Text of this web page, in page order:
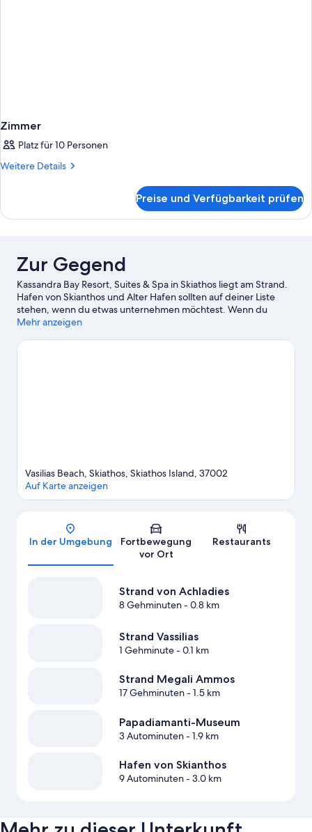
Zimmer
Platz für 10 Personen
Weitere Details
Weitere
Preise und Verfügbarkeit prüfen
Zur Gegend
Kassandra Bay Resort, Suites & Spa in Skiathos liegt am Strand.
Hafen von Skianthos und Alter Hafen sollten auf deiner Liste
stehen, wenn du etwas unternehmen möchtest. Wenn du
dagegen lieber die Natur der Region bewunderst, bieten sich
Erlebe Wasserspaß pur beim Jetskifahren und beim Tauchen
Mehr anzeigen
Karte
Vasilias Beach, Skiathos, Skiathos Island, 37002
Auf Karte anzeigen
In der Umgebung
Fortbewegung
vor Ort
Restaurants
Strand von Achladies
8 Gehminuten- 0.8 km
Strand Vassilias
1 Gehminute- 0.1 km
Strand Megali Ammos
17 Gehminuten- 1.5 km
Papadiamanti-Museum
3 Autominuten- 1.9 km
Hafen von Skianthos
9 Autominuten- 3.0 km